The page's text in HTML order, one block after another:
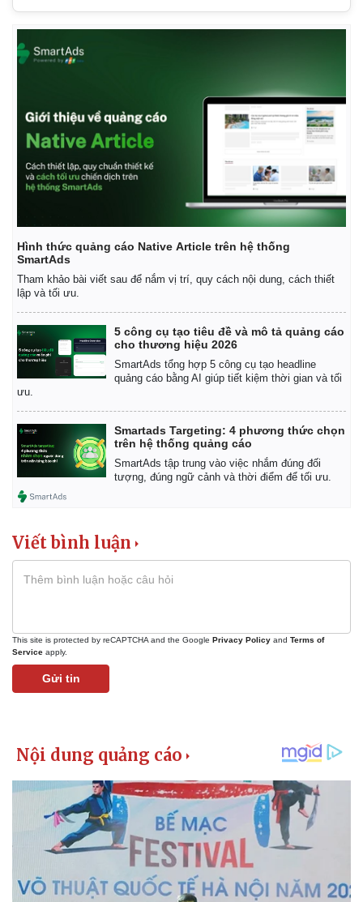
Kinh tế
Bất động sản
Khởi nghiệp
Thị trường
Giá vàng
Hình thức quảng cáo Native Article trên hệ thống
SmartAds
Tham khảo bài viết sau để nắm vị trí, quy cách nội dung, cách thiết
lập và tối ưu.
5 công cụ tạo tiêu đề và mô tả quảng cáo
cho thương hiệu 2026
SmartAds tổng hợp 5 công cụ tạo headline
quảng cáo bằng AI giúp tiết kiệm thời gian và tối
ưu.
Smartads Targeting: 4 phương thức chọn
trên hệ thống quảng cáo
SmartAds tập trung vào việc nhắm đúng đối
tượng, đúng ngữ cảnh và thời điểm để tối ưu.
Viết bình luận
This site is protected by reCAPTCHA and the Google Privacy Policy and Terms of
Service apply.
Gửi tin